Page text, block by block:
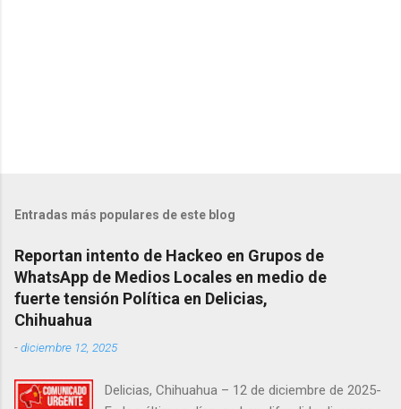
Entradas más populares de este blog
Reportan intento de Hackeo en Grupos de
WhatsApp de Medios Locales en medio de
fuerte tensión Política en Delicias,
Chihuahua
-diciembre 12, 2025
Delicias, Chihuahua – 12 de diciembre de 2025-